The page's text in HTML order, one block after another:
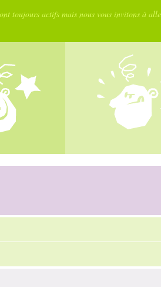
toujours actifs mais nous vous invitons à